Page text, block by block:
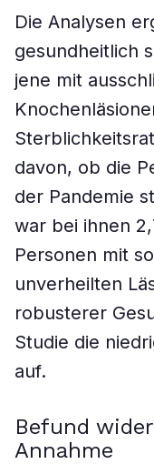
Die Analysen
gesundheitlich
jene mit
davon, ob die
der Pandemie
war bei ihnen
Personen mit
unverheilten
robusterer
Studie die
auf.
Befund
Annahme